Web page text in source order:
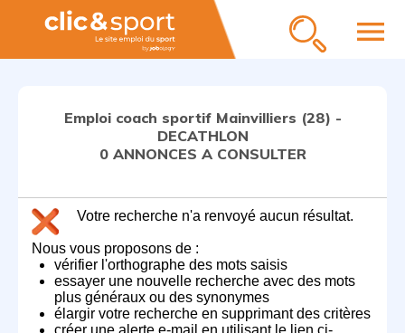
menu
Emploi coach sportif Mainvilliers (28) -
DECATHLON
0 ANNONCES A CONSULTER
Votre recherche n'a renvoyé aucun résultat.
Nous vous proposons de :
vérifier l'orthographe des mots saisis
essayer une nouvelle recherche avec des mots
plus généraux ou des synonymes
élargir votre recherche en supprimant des critères